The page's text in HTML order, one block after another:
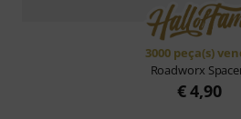
3000 peça(s)
Roadworx
€ 4,90